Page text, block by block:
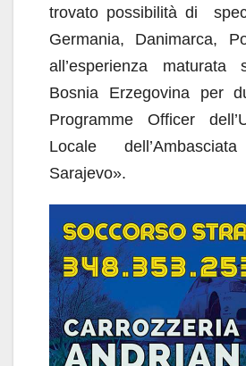
trovato possibilità di
Germania, Danimarca,
all’esperienza
Bosnia Erzegovina per
Programme Officer
Locale
Sarajevo».